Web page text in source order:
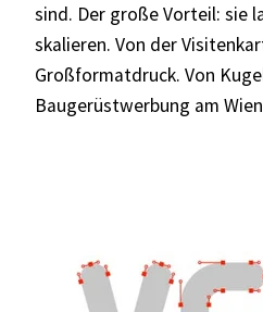
sind. Der große Vorteil: sie
skalieren. Von der
Großformatdruck. Von
Baugerüstwerbung am